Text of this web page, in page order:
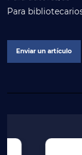
Para
Enviar un artículo